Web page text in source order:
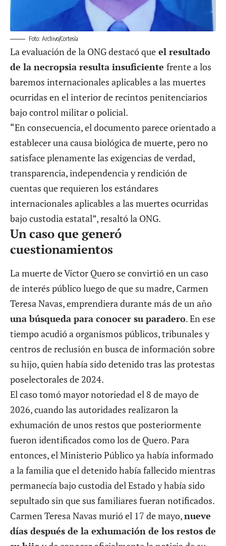
Foto: Archivo/Cortesía
La evaluación de la ONG destacó que el resultado
de la necropsia resulta insuficiente frente a los
baremos internacionales aplicables a las muertes
ocurridas en el interior de recintos penitenciarios
bajo control militar o policial.
“En consecuencia, el documento parece orientado a
establecer una causa biológica de muerte, pero no
satisface plenamente las exigencias de verdad,
transparencia, independencia y rendición de
cuentas que requieren los estándares
internacionales aplicables a las muertes ocurridas
bajo custodia estatal”, resaltó la ONG.
Un caso que generó
cuestionamientos
La muerte de Víctor Quero se convirtió en un caso
de interés público luego de que su madre, Carmen
Teresa Navas, emprendiera durante más de un año
una búsqueda para conocer su paradero. En ese
tiempo acudió a organismos públicos, tribunales y
centros de reclusión en busca de información sobre
su hijo, quien había sido detenido tras las protestas
poselectorales de 2024.
El caso tomó mayor notoriedad el 8 de mayo de
2026, cuando las autoridades realizaron la
exhumación de unos restos que posteriormente
fueron identificados como los de Quero. Para
entonces, el Ministerio Público ya había informado
a la familia que el detenido había fallecido mientras
permanecía bajo custodia del Estado y había sido
sepultado sin que sus familiares fueran notificados.
Carmen Teresa Navas murió el 17 de mayo,nueve
días después de la exhumación de los restos de